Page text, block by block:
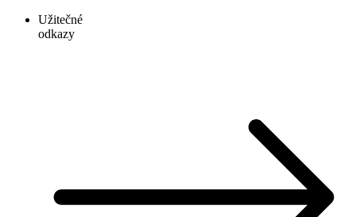
Užitečné
odkazy